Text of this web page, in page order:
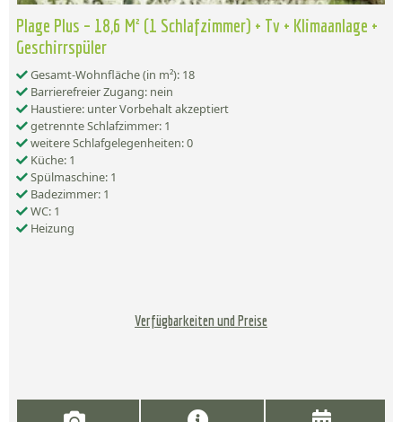
Plage Plus – 18,6 M² (1 Schlafzimmer) + Tv + Klimaanlage +
Geschirrspüler
Gesamt-Wohnfläche (in m²): 18
Barrierefreier Zugang: nein
Haustiere: unter Vorbehalt akzeptiert
getrennte Schlafzimmer: 1
weitere Schlafgelegenheiten: 0
Küche: 1
Spülmaschine: 1
Badezimmer: 1
WC: 1
Heizung
Verfügbarkeiten und Preise